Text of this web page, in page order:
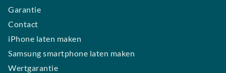
Garantie
Contact
iPhone laten maken
Samsung smartphone laten maken
Wertgarantie